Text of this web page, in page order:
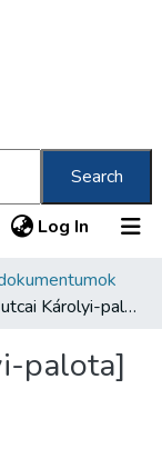
Search
Log In (current)
[Esterházy utcai Károlyi-palota]
palota]